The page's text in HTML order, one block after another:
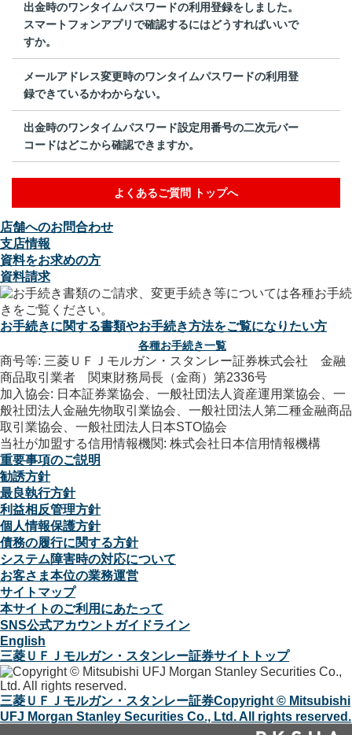
出金時のワンタイムパスワードの利用登録をしました。
スマートフォンアプリで確認するにはどうすればいいで
すか。
メールアドレス変更時のワンタイムパスワードの利用登
録できているかわからない。
出金時のワンタイムパスワード設定用番号の二次元バー
コードはどこから確認できますか。
よくあるご質問 トップへ
店舗へのお問合わせ
支店情報
資料をお求めの方
資料請求
お手続きに関する書類やお手続き方法をご覧になりたい方
各種お手続き一覧
商号等: 三菱ＵＦＪモルガン・スタンレー証券株式会社 金融
商品取引業者 関東財務局長（金商）第2336号
加入協会: 日本証券業協会、一般社団法人資産運用業協会、一
般社団法人金融先物取引業協会、一般社団法人第二種金融商品
取引業協会、一般社団法人日本STO協会
当社が加盟する信用情報機関: 株式会社日本信用情報機構
重要事項のご説明
勧誘方針
最良執行方針
利益相反管理方針
個人情報保護方針
債務の履行に関する方針
システム障害時の対応について
お客さま本位の業務運営
サイトマップ
本サイトのご利用にあたって
SNS公式アカウントガイドライン
English
三菱ＵＦＪモルガン・スタンレー証券サイトトップ
三菱ＵＦＪモルガン・スタンレー証券Copyright © Mitsubishi
UFJ Morgan Stanley Securities Co., Ltd. All rights reserved.